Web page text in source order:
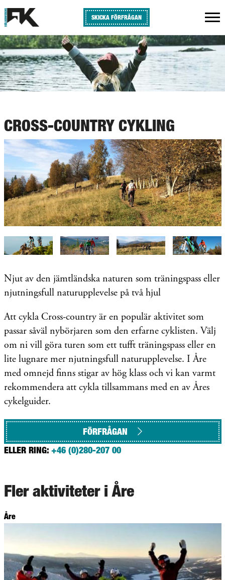
SKICKA FÖRFRÅGAN
CROSS-COUNTRY CYKLING
Njut av den jämtländska naturen som träningspass eller
njutningsfull naturupplevelse på två hjul
Att cykla Cross-country är en populär aktivitet som
passar såväl nybörjaren som den erfarne cyklisten. Välj
om ni vill göra turen som ett tufft träningspass eller en
lite lugnare mer njutningsfull naturupplevelse. I Åre
med omnejd finns stigar av hög klass och vi kan varmt
rekommendera att cykla tillsammans med en av Åres
cykelguider.
FÖRFRÅGAN
ELLER RING: +46 (0)280-207 00
Fler aktiviteter i Åre
Åre